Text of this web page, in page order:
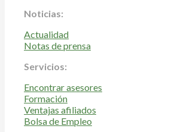
Noticias:
Actualidad
Notas de prensa
Servicios:
Encontrar asesores
Formación
Ventajas afiliados
Bolsa de Empleo